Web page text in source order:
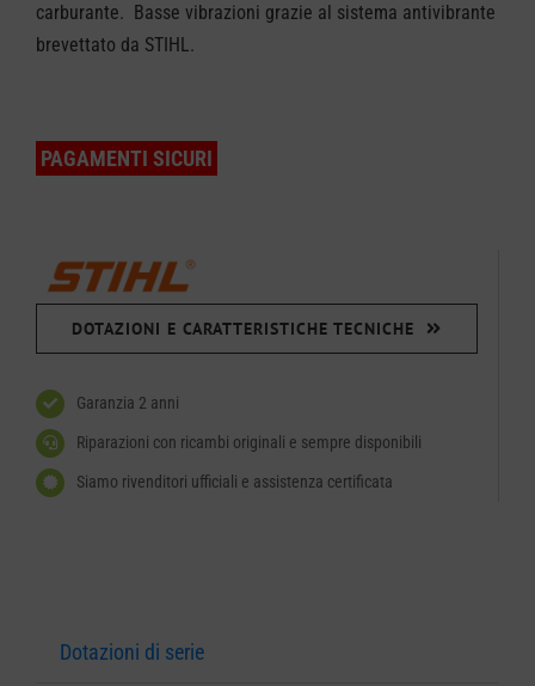
DOTAZIONI E CARATTERISTICHE TECNICHE
Garanzia 2 anni
Riparazioni con ricambi originali e sempre disponibili
Siamo rivenditori ufficiali e assistenza certificata
carburante. Basse vibrazioni grazie al sistema antivibrante
brevettato da STIHL.
PAGAMENTI SICURI
Dotazioni di serie